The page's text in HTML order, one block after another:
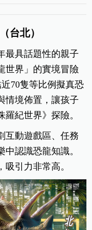
（台北）
最具話題性的親子
世界」的實境冒險
70隻等比例擬真恐
情境佈置，讓孩子
紀世界》探險。
互動遊戲區、任務
認識恐龍知識。
引力非常高。